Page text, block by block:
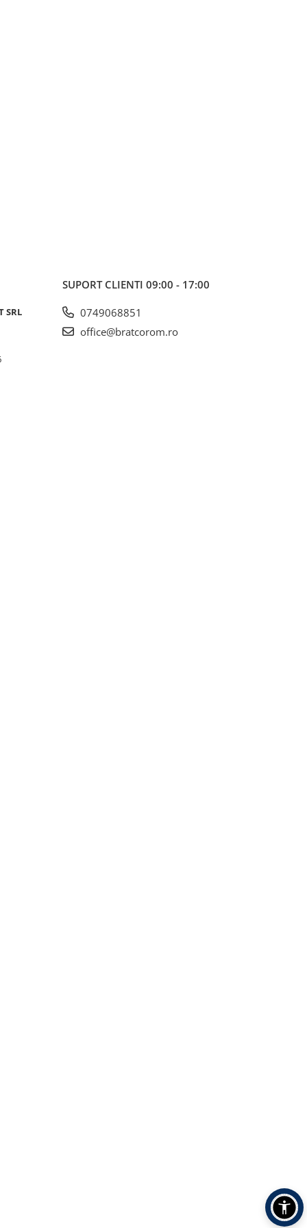
SRL
SUPORT CLIENTI 09:00 - 17:00
0749068851
office@bratcorom.ro